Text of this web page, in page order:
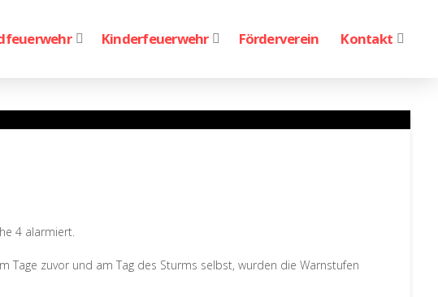
Kinderfeuerwehr Förderverein Kontakt
4 alarmiert.
Tage zuvor und am Tag des Sturms selbst, wurden die Warnstufen